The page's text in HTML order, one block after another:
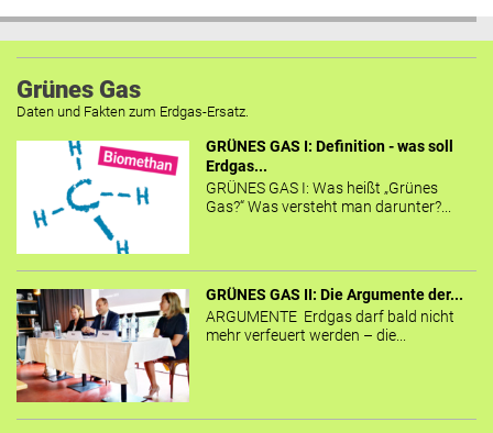
Grünes Gas
Daten und Fakten zum Erdgas-Ersatz.
GRÜNES GAS I: Definition - was soll
Erdgas...
GRÜNES GAS I: Was heißt „Grünes
Gas?“ Was versteht man darunter?...
GRÜNES GAS II: Die Argumente der...
ARGUMENTE Erdgas darf bald nicht
mehr verfeuert werden – die...